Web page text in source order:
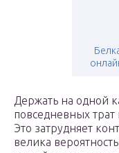
Держать на одной
повседневных
Это затрудняет
велика